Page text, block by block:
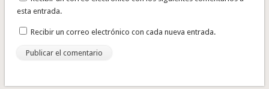
esta entrada.
Recibir un correo electrónico con cada nueva entrada.